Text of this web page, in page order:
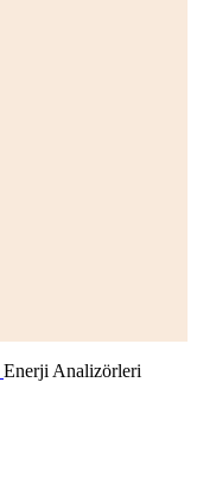
Enerji Analizörleri